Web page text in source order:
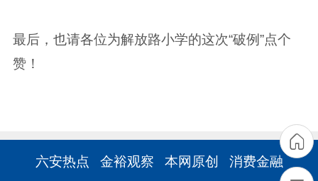
最后，也请各位为解放路小学的这次“破例”点个
赞！
六安热点 金裕观察 本网原创 消费金融